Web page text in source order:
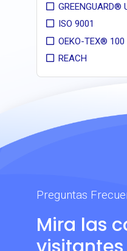
GREENGUARD®
ISO 9001
OEKO-TEX® 100
REACH
Preguntas
Mira las